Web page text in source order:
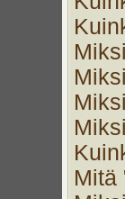
Mitä